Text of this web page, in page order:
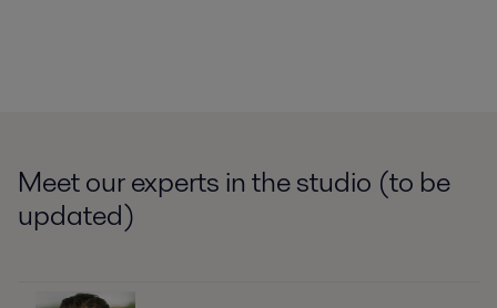
Meet our experts in the studio (to be
updated)